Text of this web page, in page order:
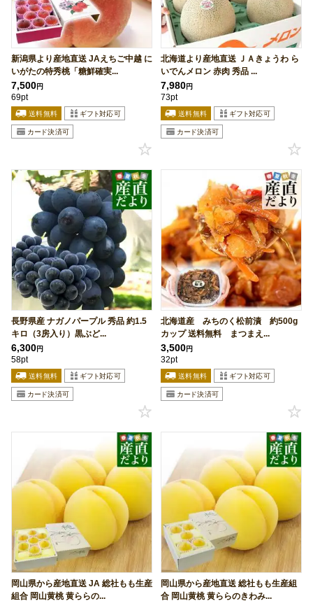
新潟県より産地直送 JAえちご中越 に
いがたの特秀桃「糖鮮確実...
7,500円
69pt
北海道より産地直送 ＪＡきょうわ ら
いでんメロン 赤肉 秀品 ...
7,980円
73pt
長野県産 ナガノパープル 秀品 約1.5
キロ（3房入り）黒ぶど...
6,300円
58pt
北海道産 みちのく松前漬 約500g
カップ 送料無料 まつまえ...
3,500円
32pt
岡山県から産地直送 JA 総社もも生産
組合 岡山黄桃 黄ららの...
岡山県から産地直送 総社もも生産組
合 岡山黄桃 黄ららのきわみ...